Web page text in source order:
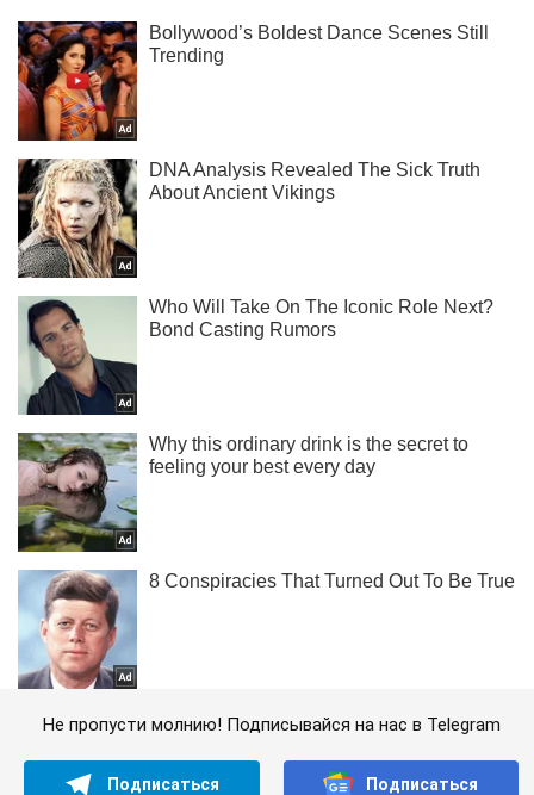
Не пропусти молнию! Подписывайся на нас в Telegram
Подписаться Подписаться